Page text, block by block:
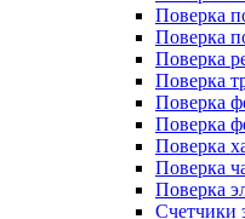
Поверка
Поверка
Поверка
Поверка
Поверка
Поверка
Поверка
Поверка
Поверка
Счетчики